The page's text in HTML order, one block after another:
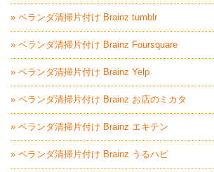
» ベランダ清掃片付け Brainz tumblr
» ベランダ清掃片付け Brainz Foursquare
» ベランダ清掃片付け Brainz Yelp
» ベランダ清掃片付け Brainz お店のミカタ
» ベランダ清掃片付け Brainz エキテン
» ベランダ清掃片付け Brainz うるハピ